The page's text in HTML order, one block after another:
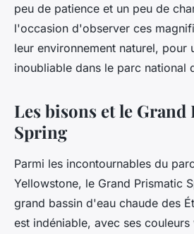
peu de patience et un peu de
l'occasion d'observer ces
leur environnement naturel, pour
inoubliable dans le parc national
Les bisons et le
Spring
Parmi les incontournables du
Yellowstone, le Grand Prismatic
grand bassin d'eau chaude des
est indéniable, avec ses